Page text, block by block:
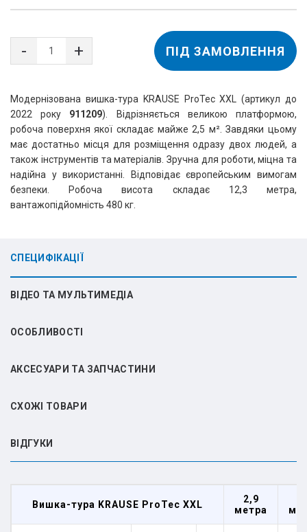
Модернізована вишка-тура KRAUSE ProTec XXL (артикул до
2022 року 911209). Відрізняється великою платформою,
робоча поверхня якої складає майже 2,5 м². Завдяки цьому
має достатньо місця для розміщення одразу двох людей, а
також інструментів та матеріалів. Зручна для роботи, міцна та
надійна у використанні. Відповідає європейським вимогам
безпеки. Робоча висота складає 12,3 метра,
вантажопідйомність 480 кг.
ПІД ЗАМОВЛЕННЯ
СПЕЦИФІКАЦІЇ
ВІДЕО ТА МУЛЬТИМЕДІА
ОСОБЛИВОСТІ
АКСЕСУАРИ ТА ЗАПЧАСТИНИ
СХОЖІ ТОВАРИ
ВIДГУКИ
Вишка-тура KRAUSE ProTec XXL
2,9
метра